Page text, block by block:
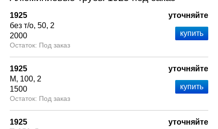
1925
без т/о 50 2
2000
Под заказ
уточняйте
1925
М
100 2
1500
Под заказ
уточняйте
1925
уточняйте